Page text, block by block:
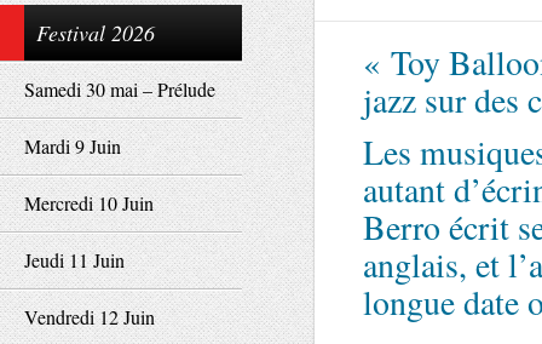
Festival 2026
Samedi 30 mai – Prélude
Mardi 9 Juin
Mercredi 10 Juin
Jeudi 11 Juin
Vendredi 12 Juin
« Toy
jazz sur des
Les
autant
Berro écrit
anglais, et
longue date